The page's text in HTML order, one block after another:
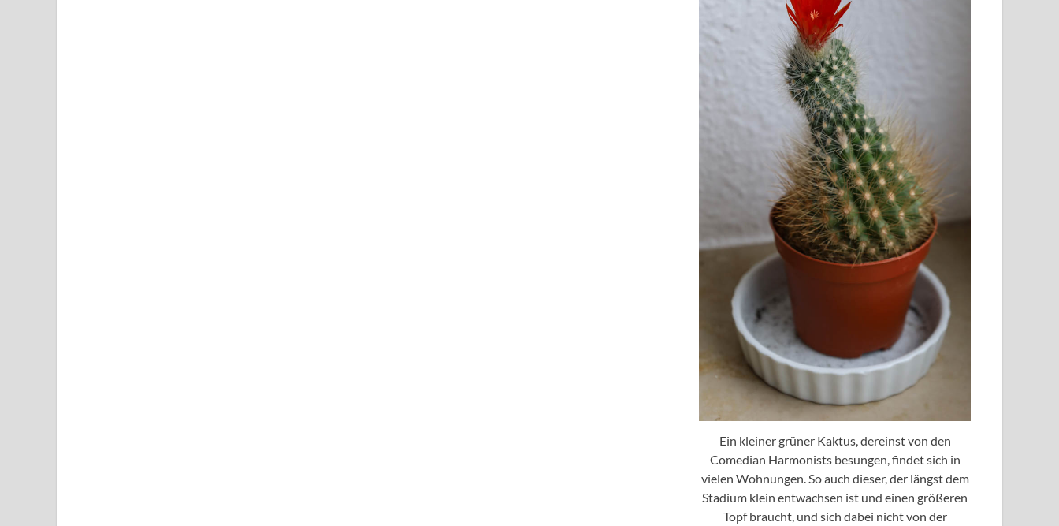
Ein kleiner grüner Kaktus, dereinst von den
Comedian Harmonists besungen, findet sich in
vielen Wohnungen. So auch dieser, der längst dem
Stadium klein entwachsen ist und einen größeren
Topf braucht, und sich dabei nicht von der